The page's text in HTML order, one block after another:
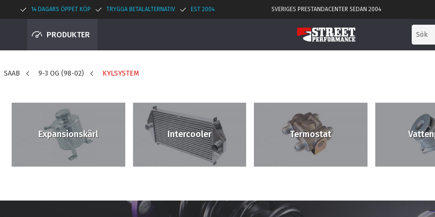
14 DAGARS ÖPPET KÖP TRYGGA BETALALTERNATIV EST 2004 SVERIGES PRESTANDACENTER SEDAN 2004
PRODUKTER
SAAB 9-3 OG (98-02) KYLSYSTEM
Expansionskärl Intercooler Termostat